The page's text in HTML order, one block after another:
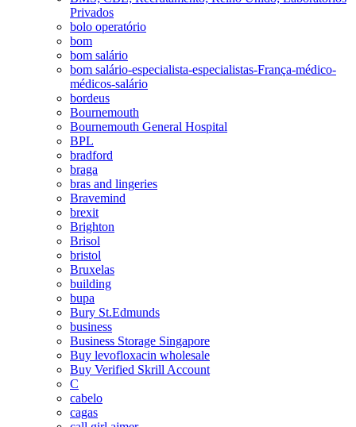
Privados
bolo operatório
bom
bom salário
bom salário-especialista-especialistas-França-médico-
médicos-salário
bordeus
Bournemouth
Bournemouth General Hospital
BPL
bradford
braga
bras and lingeries
Bravemind
brexit
Brighton
Brisol
bristol
Bruxelas
building
bupa
Bury St.Edmunds
business
Business Storage Singapore
Buy levofloxacin wholesale
Buy Verified Skrill Account
C
cabelo
cagas